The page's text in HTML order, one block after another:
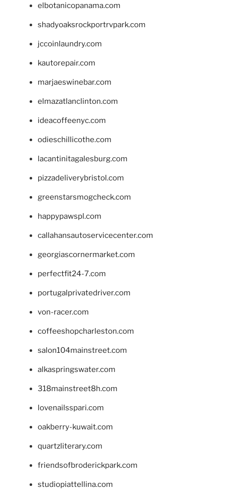
elbotanicopanama.com
shadyoaksrockportrvpark.com
jccoinlaundry.com
kautorepair.com
marjaeswinebar.com
elmazatlanclinton.com
ideacoffeenyc.com
odieschillicothe.com
lacantinitagalesburg.com
pizzadeliverybristol.com
greenstarsmogcheck.com
happypawspl.com
callahansautoservicecenter.com
georgiascornermarket.com
perfectfit24-7.com
portugalprivatedriver.com
von-racer.com
coffeeshopcharleston.com
salon104mainstreet.com
alkaspringswater.com
318mainstreet8h.com
lovenailsspari.com
oakberry-kuwait.com
quartzliterary.com
friendsofbroderickpark.com
studiopiattellina.com